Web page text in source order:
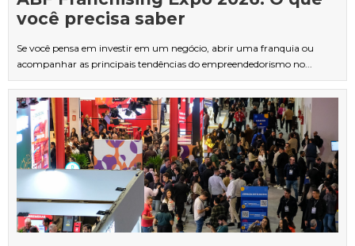
você precisa saber
Se você pensa em investir em um negócio, abrir uma franquia ou
acompanhar as principais tendências do empreendedorismo no...